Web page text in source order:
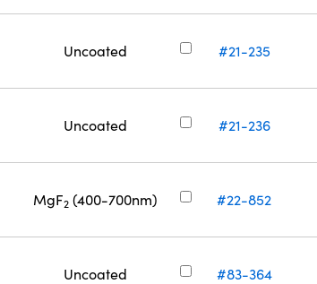
Uncoated #21-235
Uncoated #21-236
MgF2(400-700nm) #22-852
Uncoated #83-364